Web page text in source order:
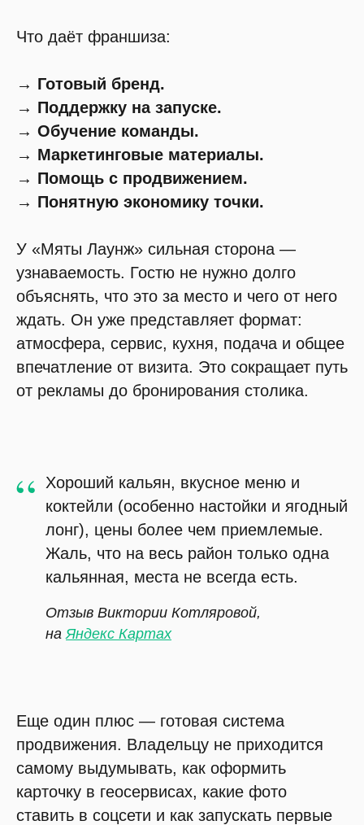
Что даёт франшиза:
→ Готовый бренд.
→ Поддержку на запуске.
→ Обучение команды.
→ Маркетинговые материалы.
→ Помощь с продвижением.
→ Понятную экономику точки.
У «Мяты Лаунж» сильная сторона —
узнаваемость. Гостю не нужно долго
объяснять, что это за место и чего от него
ждать. Он уже представляет формат:
атмосфера, сервис, кухня, подача и общее
впечатление от визита. Это сокращает путь
от рекламы до бронирования столика.
“
Хороший кальян, вкусное меню и
коктейли (особенно настойки и ягодный
лонг), цены более чем приемлемые.
Жаль, что на весь район только одна
кальянная, места не всегда есть.
Отзыв Виктории Котляровой,
на Яндекс Картах
Еще один плюс — готовая система
продвижения. Владельцу не приходится
самому выдумывать, как оформить
карточку в геосервисах, какие фото
ставить в соцсети и как запускать первые